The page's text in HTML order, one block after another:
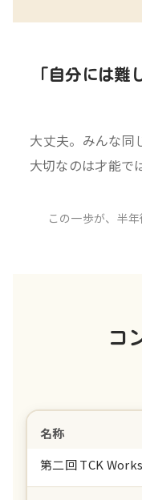
「自分には難
大丈夫。みんな同
大切なのは才能で
この一歩が、半
コ
名称
第二回 TCK